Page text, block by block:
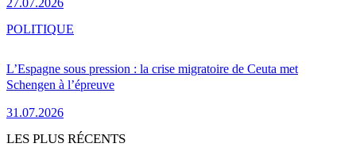
L’Espagne sous pression : la crise migratoire de Ceuta met
Schengen à l’épreuve
31.07.2026
POLITIQUE
LES PLUS RÉCENTS